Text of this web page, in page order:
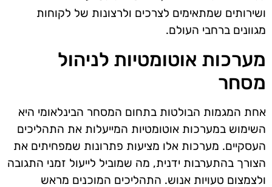
ושירותים שמתאימים לצרכים ולרצונות של לקוחות
מגוונים ברחבי העולם.
מערכות אוטומטיות לניהול
מסחר
אחת המגמות הבולטות בתחום המסחר הבינלאומי היא
השימוש במערכות אוטומטיות המייעלות את התהליכים
העסקיים. מערכות אלו מציעות פתרונות שמפחיתים את
הצורך בהתערבות ידנית, מה שמוביל לייעול זמני התגובה
ולצמצום טעויות אנוש. התהליכים המוכנים מראש